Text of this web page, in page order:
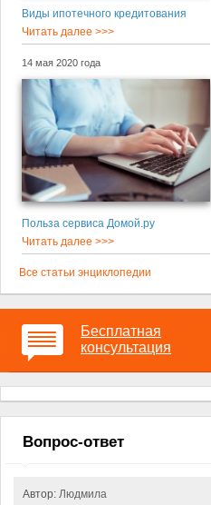
Виды ипотечного кредитования
Читать далее >>>
14 мая 2020 года
Польза сервиса Домой.ру
Читать далее >>>
Все статьи энциклопедии
Бесплатная
консультация
Вопрос-ответ
Автор: Людмила